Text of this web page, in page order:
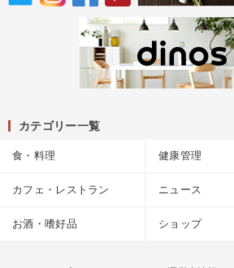
カテゴリー一覧
食・料理 健康管理
カフェ・レストラン ニュース
お酒・嗜好品 ショップ